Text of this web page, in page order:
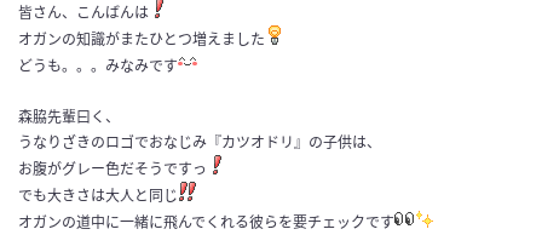
皆さん、こんばんは
オガンの知識がまたひとつ増えました
どうも。。。みなみです
森脇先輩曰く、
うなりざきのロゴでおなじみ『カツオドリ』の子供は、
お腹がグレー色だそうですっ
でも大きさは大人と同じ
オガンの道中に一緒に飛んでくれる彼らを要チェックです